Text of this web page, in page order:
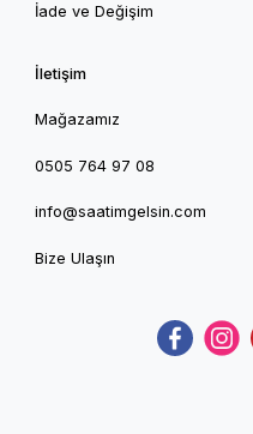
İade ve Değişim
İletişim
Mağazamız
0505 764 97 08
info@saatimgelsin.com
Bize Ulaşın